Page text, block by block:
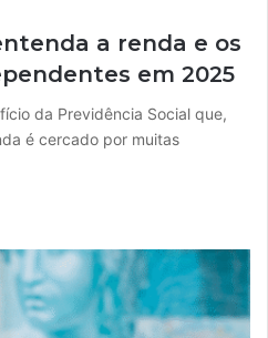
a renda e os
em 2025
da Previdência Social que,
é cercado por muitas